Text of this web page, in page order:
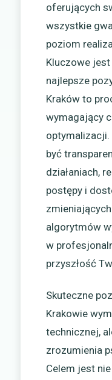
oferujących
wszystkie
poziom
Kluczowe
najlepsze
Kraków to
wymagający
optymalizacji.
być
działaniach,
postępy i
algorytmów
w
przyszłość
Skuteczne
Krakowie
technicznej,
zrozumienia
Celem jest